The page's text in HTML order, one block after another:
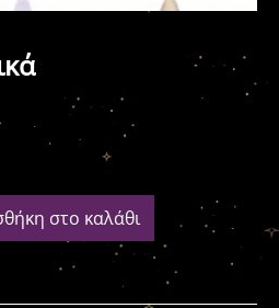
στο καλάθι